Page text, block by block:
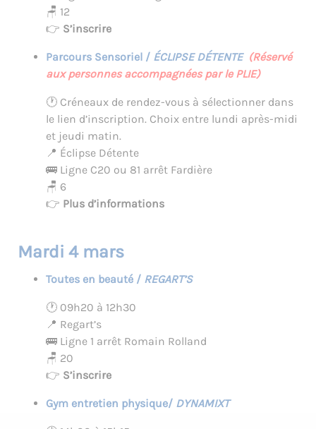
🪑 12
👉 S’inscrire
Parcours Sensoriel / ÉCLIPSE DÉTENTE (Réservé
aux personnes accompagnées par le PLIE)
🕐 Créneaux de rendez-vous à sélectionner dans
le lien d’inscription. Choix entre lundi après-midi
et jeudi matin.
📍 Éclipse Détente
🚌 Ligne C20 ou 81 arrêt Fardière
🪑 6
👉 Plus d’informations
Mardi 4 mars
Toutes en beauté / REGART’S
🕐 09h20 à 12h30
📍 Regart’s
🚌 Ligne 1 arrêt Romain Rolland
🪑 20
👉 S’inscrire
Gym entretien physique/ DYNAMIXT